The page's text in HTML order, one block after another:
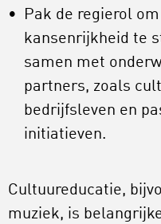
Pak de regierol
kansenrijkheid te
samen met
partners, zoals
bedrijfsleven en
initiatieven.
Cultuureducatie,
muziek, is